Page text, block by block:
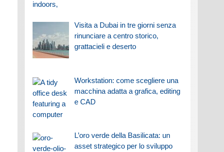
Visita a Dubai in tre giorni senza
rinunciare a centro storico,
grattacieli e deserto
Workstation: come scegliere una
macchina adatta a grafica, editing
e CAD
L’oro verde della Basilicata: un
asset strategico per lo sviluppo